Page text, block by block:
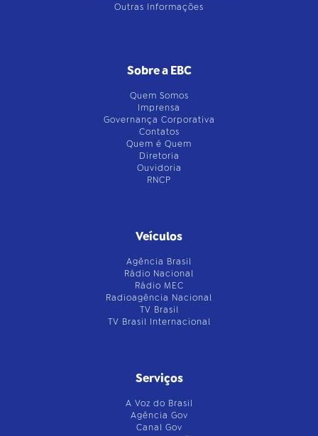
Outras Informações
Sobre a EBC
Quem Somos
Imprensa
Governança Corporativa
Contatos
Quem é Quem
Diretoria
Ouvidoria
RNCP
Veículos
Agência Brasil
Rádio Nacional
Rádio MEC
Radioagência Nacional
TV Brasil
TV Brasil Internacional
Serviços
A Voz do Brasil
Agência Gov
Canal Gov